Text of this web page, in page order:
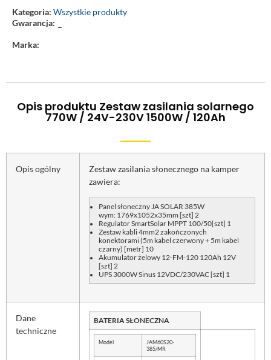
Kategoria: Wszystkie produkty
Gwarancja: –
Marka:
Opis produktu Zestaw zasilania solarnego
770W / 24V-230V 1500W / 120Ah
Opis ogólny
Zestaw zasilania słonecznego na kamper
zawiera:
Panel słoneczny JA SOLAR 385W
wym: 1769x1052x35mm [szt] 2
Regulator SmartSolar MPPT 100/50[szt] 1
Zestaw kabli 4mm2 zakończonych
konektorami (5m kabel czerwony + 5m kabel
czarny) [metr] 10
Akumulator żelowy 12-FM-120 120Ah 12V
[szt] 2
UPS 3000W Sinus 12VDC/230VAC [szt] 1
Dane
techniczne
BATERIA SŁONECZNA
Model
JAM60S20-
385/MR